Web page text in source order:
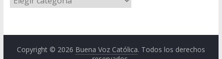
Copyright © 2026 Buena Voz Católica. Todos los derechos